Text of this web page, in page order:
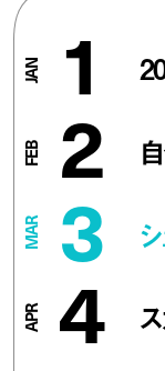
1
2
3
4